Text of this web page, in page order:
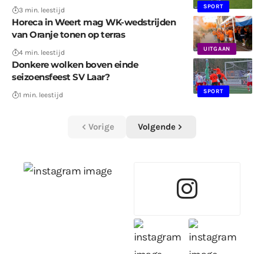
SPORT
3 min. leestijd
UITGAAN
Horeca in Weert mag WK-wedstrijden
van Oranje tonen op terras
4 min. leestijd
SPORT
Donkere wolken boven einde
seizoensfeest SV Laar?
1 min. leestijd
Vorige Volgende